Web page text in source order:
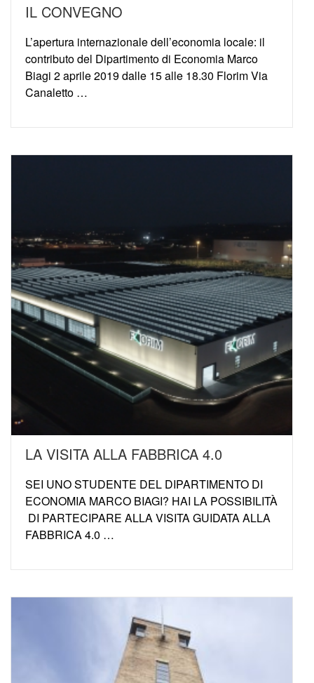
IL CONVEGNO
L’apertura internazionale dell’economia locale: il
contributo del Dipartimento di Economia Marco
Biagi 2 aprile 2019 dalle 15 alle 18.30 Florim Via
Canaletto …
LA VISITA ALLA FABBRICA 4.0
SEI UNO STUDENTE DEL DIPARTIMENTO DI
ECONOMIA MARCO BIAGI? HAI LA POSSIBILITÀ
DI PARTECIPARE ALLA VISITA GUIDATA ALLA
FABBRICA 4.0 …